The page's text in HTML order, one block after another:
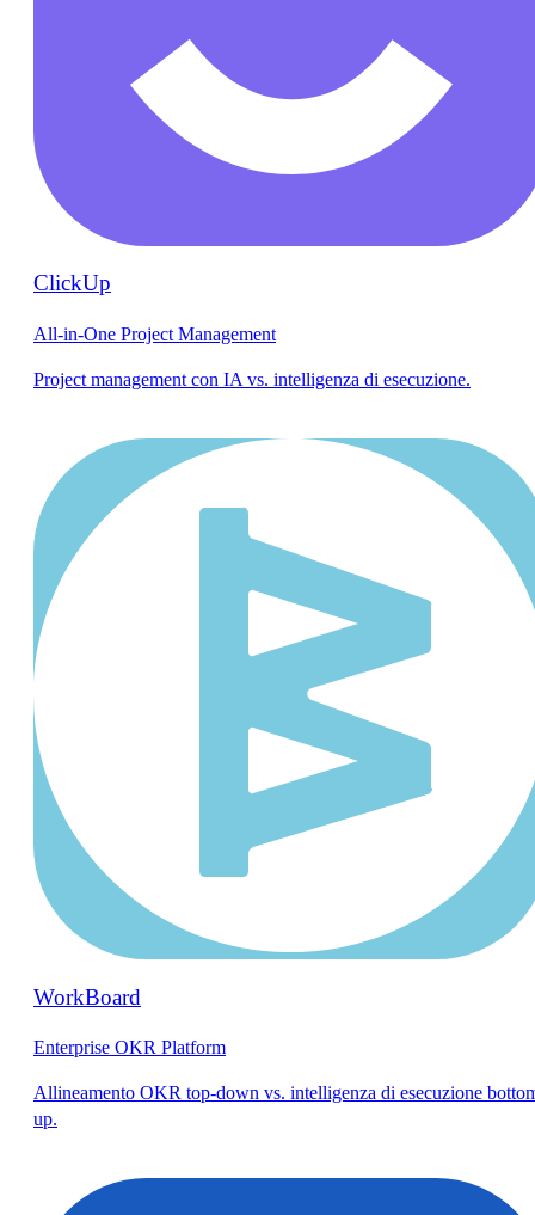
ClickUp
All-in-One Project Management
WorkBoard
Enterprise OKR Platform